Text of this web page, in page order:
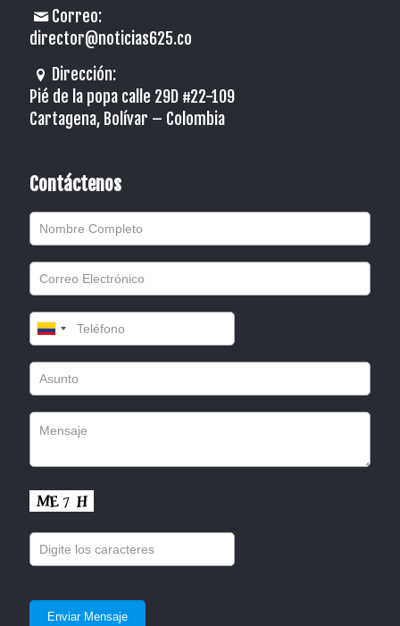
Correo:
director@noticias625.co
Dirección:
Pié de la popa calle 29D #22-109
Cartagena, Bolívar – Colombia
Contáctenos